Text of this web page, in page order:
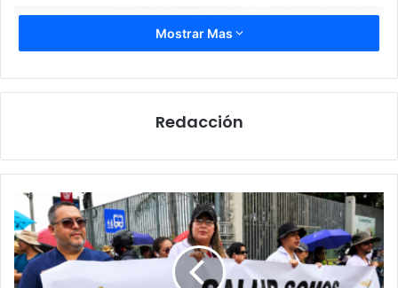
La visita tuvo como objetivo brindar acompañamiento a los
Mostrar Mas
Redacción
Colegio
Médico
convoca
asamblea
extraordinaria